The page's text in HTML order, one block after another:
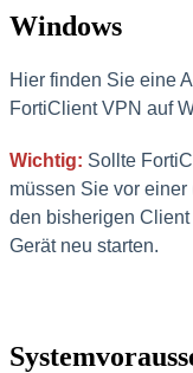
Windows
Hier finden Sie eine
FortiClient VPN auf
Wichtig: Sollte
müssen Sie vor
den bisherigen
Gerät neu starten.